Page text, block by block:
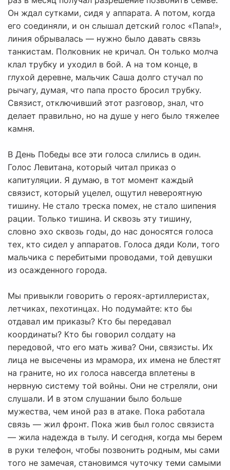
Он ждал сутками, сидя у аппарата. А потом, когда
его соединяли, и он слышал детский голос «Папа!»,
линия обрывалась — нужно было давать связь
танкистам. Полковник не кричал. Он только молча
клал трубку и уходил в бой. А на том конце, в
глухой деревне, мальчик Саша долго стучал по
рычагу, думая, что папа просто бросил трубку.
Связист, отключивший этот разговор, знал, что
делает правильно, но на душе у него было тяжелее
камня.
В День Победы все эти голоса слились в один.
Голос Левитана, который читал приказ о
капитуляции. Я думаю, в тот момент каждый
связист, который уцелел, ощутил невероятную
тишину. Не стало треска помех, не стало шипения
рации. Только тишина. И сквозь эту тишину,
словно эхо сквозь годы, до нас доносятся голоса
тех, кто сидел у аппаратов. Голоса дяди Коли, того
мальчика с перебитыми проводами, той девушки
из осажденного города.
Мы привыкли говорить о героях-артиллеристах,
летчиках, пехотинцах. Но подумайте: кто бы
отдавал им приказы? Кто бы передавал
координаты? Кто бы говорил солдату на
передовой, что его мать жива? Они, связисты. Их
лица не высечены из мрамора, их имена не блестят
на граните, но их голоса навсегда вплетены в
нервную систему той войны. Они не стреляли, они
слушали. И в этом слушании было больше
мужества, чем иной раз в атаке. Пока работала
связь — жил фронт. Пока жив был голос связиста
— жила надежда в тылу. И сегодня, когда мы берем
в руки телефон, чтобы позвонить родным, мы сами
того не замечая, становимся чуточку теми самыми